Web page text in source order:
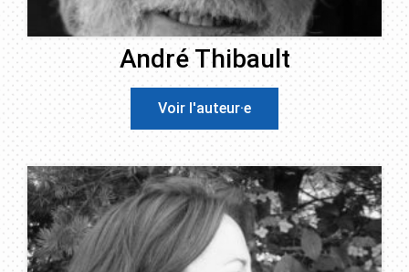
André Thibault
Voir l'auteur·e